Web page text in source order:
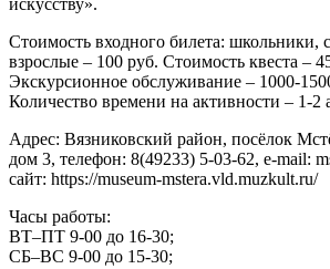
Стоимость входного билета: школьники,
взрослые – 100 руб. Стоимость квеста –
Экскурсионное обслуживание – 1000-
Количество времени на активности – 1-2
Адрес: Вязниковский район, посёлок
дом 3, телефон: 8(49233) 5-03-62, e-mail:
сайт: https://museum-mstera.vld.muzkult.ru/
Часы работы:
ВТ–ПТ 9-00 до 16-30;
СБ–ВС 9-00 до 15-30;